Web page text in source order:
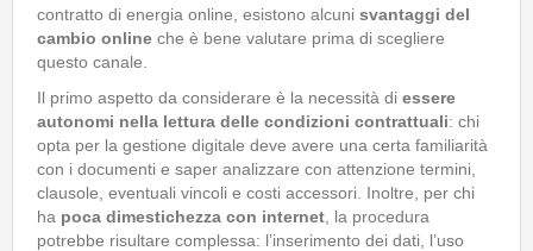
contratto di energia online, esistono alcuni svantaggi del
cambio online che è bene valutare prima di scegliere
questo canale.
Il primo aspetto da considerare è la necessità di essere
autonomi nella lettura delle condizioni contrattuali: chi
opta per la gestione digitale deve avere una certa familiarità
con i documenti e saper analizzare con attenzione termini,
clausole, eventuali vincoli e costi accessori. Inoltre, per chi
ha poca dimestichezza con internet , la procedura
potrebbe risultare complessa: l’inserimento dei dati, l’uso